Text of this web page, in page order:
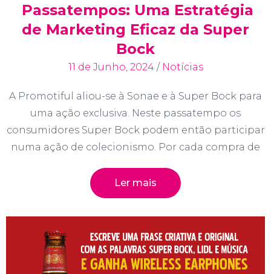
Passatempos: Uma Estratégia
de Marketing Eficaz da Super
Bock
11 de Junho, 2024 / Notícias
A Promotiful aliou-se à Sonae e à Super Bock para
uma ação exclusiva. Neste passatempo os
consumidores Super Bock podem então participar
numa ação de colecionismo. Por cada compra de
Ler mais